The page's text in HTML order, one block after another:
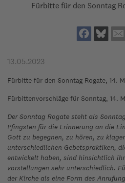
Fürbitte für den Sonntag
13.05.2023
Fürbitte für den Sonntag Rogate, 14.
Fürbittenvorschläge für Sonntag, 14.
Der Sonntag Rogate steht als
Pfingsten für die Erinnerung an die
Gott zu begegnen, zu hören, zu
unterschiedlichen Gebetspraktiken,
entwickelt haben, sind hinsichtlich
vorstellungen sehr unterschiedlich.
der Kirche als eine Form des